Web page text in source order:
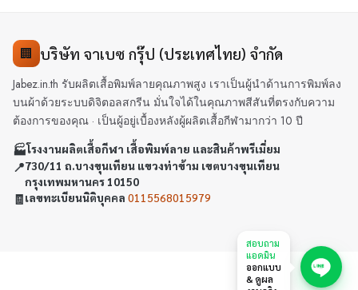
🏢 บริษัท จาเบซ กรุ๊ป (ประเทศไทย) จำกัด
Jabez.in.th รับผลิตเสื้อพิมพ์ลายคุณภาพสูง เราเป็นผู้นำด้านการพิมพ์ลง
บนผ้าด้วยระบบดิจิตอลสกรีน มั่นใจได้ในคุณภาพสีสันที่ตรงกับความ
ต้องการของคุณ · เป็นผู้อยู่เบื้องหลังผู้ผลิตเสื้อกีฬามากว่า 10 ปี
🏭โรงงานผลิตเสื้อกีฬา เสื้อพิมพ์ลาย และสินค้าพรีเมี่ยม
📍730/11 ถ.บางขุนเทียน แขวงท่าข้าม เขตบางขุนเทียน
กรุงเทพมหานคร 10150
🧾เลขทะเบียนนิติบุคคล 0115568015979
สอบถาม
แอดมิน
ออกแบบ
& ดูผล